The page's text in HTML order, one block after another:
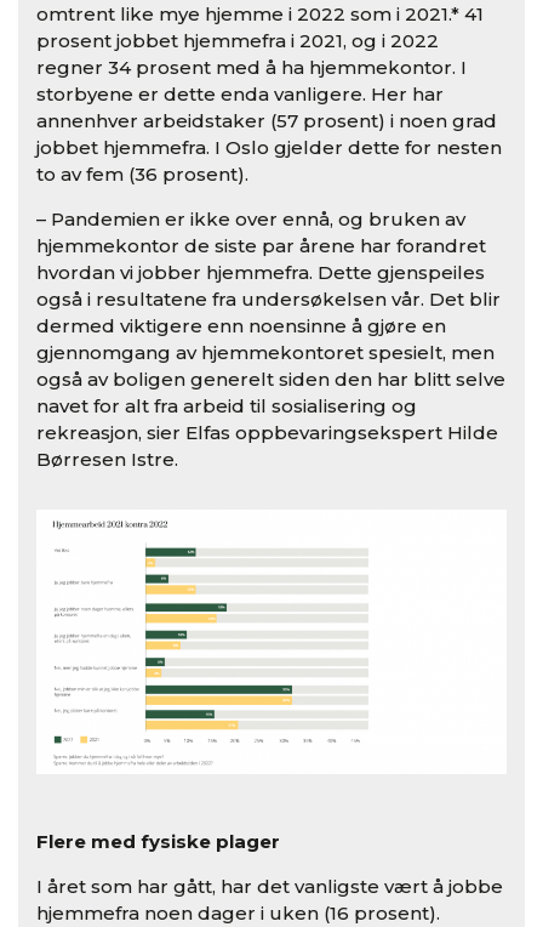
omtrent like mye hjemme i 2022 som i 2021.* 41
prosent jobbet hjemmefra i 2021, og i 2022
regner 34 prosent med å ha hjemmekontor. I
storbyene er dette enda vanligere. Her har
annenhver arbeidstaker (57 prosent) i noen grad
jobbet hjemmefra. I Oslo gjelder dette for nesten
to av fem (36 prosent).
– Pandemien er ikke over ennå, og bruken av
hjemmekontor de siste par årene har forandret
hvordan vi jobber hjemmefra. Dette gjenspeiles
også i resultatene fra undersøkelsen vår. Det blir
dermed viktigere enn noensinne å gjøre en
gjennomgang av hjemmekontoret spesielt, men
også av boligen generelt siden den har blitt selve
navet for alt fra arbeid til sosialisering og
rekreasjon, sier Elfas oppbevaringsekspert Hilde
Børresen Istre.
Flere med fysiske plager
I året som har gått, har det vanligste vært å jobbe
hjemmefra noen dager i uken (16 prosent).